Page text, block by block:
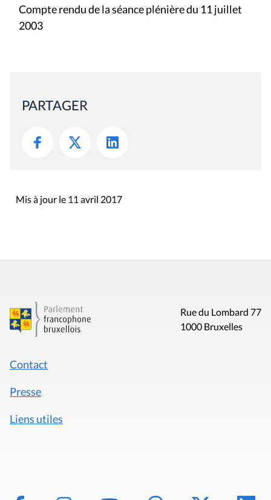
Compte rendu de la séance plénière du 11 juillet
2003
PARTAGER
Mis à jour le 11 avril 2017
Rue du Lombard 77
1000 Bruxelles
Contact
Presse
Liens utiles